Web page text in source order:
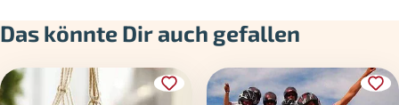
Das könnte Dir auch gefallen